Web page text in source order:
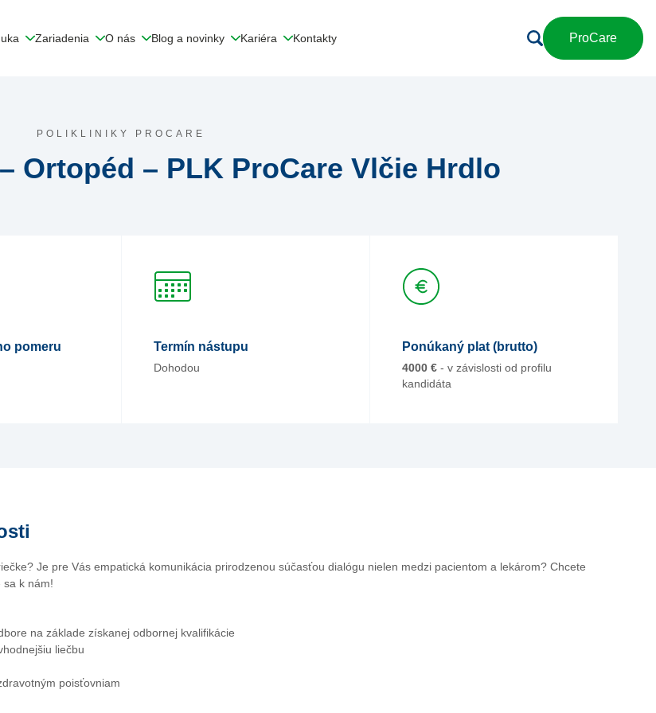
Zariadenia O nás Blog a novinky Kariéra Kontakty ProCare
POLIKLINIKY PROCARE
Ortopéd – PLK ProCare Vlčie Hrdlo
pomeru Termín nástupu
Dohodou
Ponúkaný plat (brutto)
4000 €- v závislosti od profilu
kandidáta
Je pre Vás empatická komunikácia prirodzenou súčasťou dialógu nielen medzi pacientom a lekárom? Chcete
sa k nám!
na základe získanej odbornej kvalifikácie
liečbu
poisťovniam